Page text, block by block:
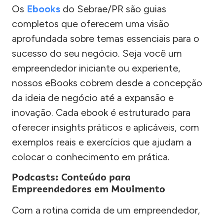
Os Ebooks do Sebrae/PR são guias
completos que oferecem uma visão
aprofundada sobre temas essenciais para o
sucesso do seu negócio. Seja você um
empreendedor iniciante ou experiente,
nossos eBooks cobrem desde a concepção
da ideia de negócio até a expansão e
inovação. Cada ebook é estruturado para
oferecer insights práticos e aplicáveis, com
exemplos reais e exercícios que ajudam a
colocar o conhecimento em prática.
Podcasts: Conteúdo para
Empreendedores em Movimento
Com a rotina corrida de um empreendedor,